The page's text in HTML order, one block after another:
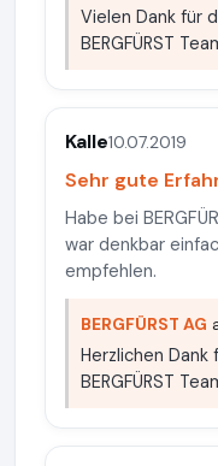
Vielen Dank für
BERGFÜRST
Kalle10.07.2019
Sehr gute
Habe bei
war denkbar
empfehlen.
BERGFÜRST AG
Herzlichen
BERGFÜRST